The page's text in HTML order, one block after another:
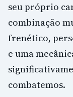
seu próprio
combinação
frenético,
e uma
combatemos.